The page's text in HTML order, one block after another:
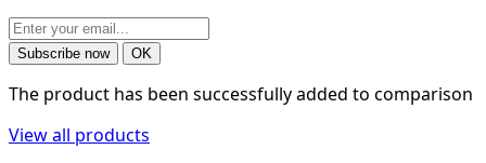
The product has been successfully added to comparison
View all products